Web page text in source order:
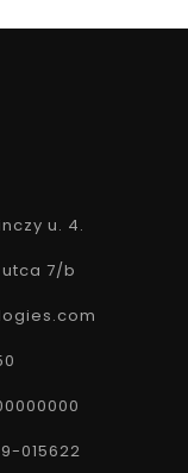
u. 4.
utca 7/b
015622